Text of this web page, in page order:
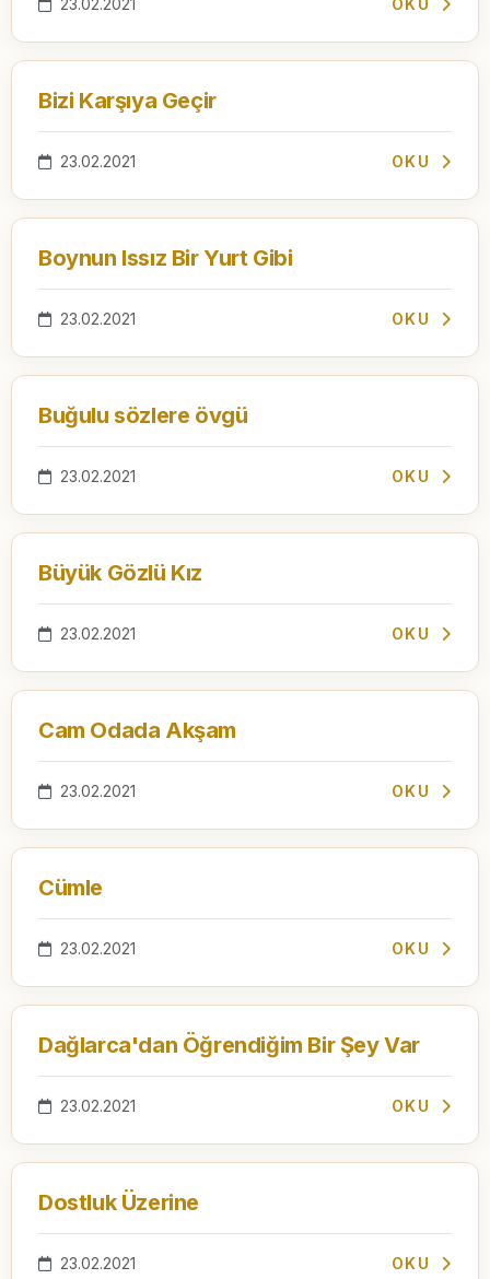
Bizi Karşıya Geçir
23.02.2021 OKU
Boynun Issız Bir Yurt Gibi
23.02.2021 OKU
Buğulu sözlere övgü
23.02.2021 OKU
Büyük Gözlü Kız
23.02.2021 OKU
Cam Odada Akşam
23.02.2021 OKU
Cümle
23.02.2021 OKU
Dağlarca'dan Öğrendiğim Bir Şey Var
23.02.2021 OKU
Dostluk Üzerine
23.02.2021 OKU